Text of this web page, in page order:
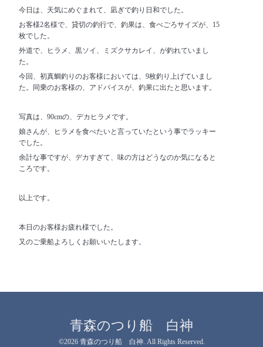
今日は、天気にめぐまれて、凪ぎで釣り日和でした。
お客様2名様で、貸切の釣行で、釣果は、食べごろサイズが、15
枚でした。
外道で、ヒラメ、黒ソイ、ミズクサカレイ、が釣れていまし
た。
今回、初真鯛釣りのお客様においては、9枚釣り上げていまし
た。同乗のお客様の、アドバイスが、釣果に出たと思います。
写真は、90cmの、デカヒラメです。
娘さんが、ヒラメを食べたいと言っていたという事でラッキー
でした。
余計な事ですが、デカすぎて、味の方はどうなのか気になると
ころです。
以上です。
本日のお客様お疲れ様でした。
又のご乗船よろしくお願いいたします。
青森のつり船 白神
©2026 青森のつり船 白神. All Rights Reserved.